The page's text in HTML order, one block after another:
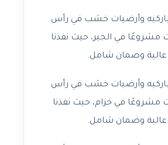
وأرضيات خشب في رأس
في الجير، حيث نفذنا
عالية وضمان شامل.
وأرضيات خشب في رأس
مشروعًا في خزام، حيث نفذنا
عالية وضمان شامل.